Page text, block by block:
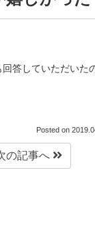
答していただいた
Posted on
の記事へ